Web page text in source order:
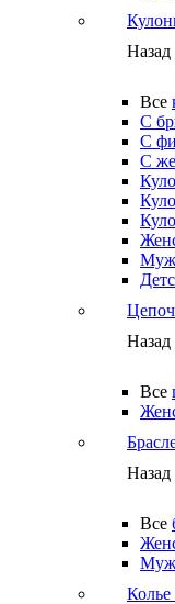
Назад
Все
С
С
С
Назад
Все
Назад
Все
Колье